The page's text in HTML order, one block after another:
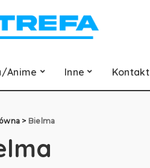
Anime Inne Kontakt
> Bielma